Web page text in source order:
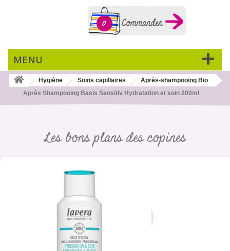
0
MENU
Hygiène Soins capillaires
Après-shampooing Bio
Après Shampooing Basis Sensitiv Hydratation et soin 200ml
Les bons plans des copines